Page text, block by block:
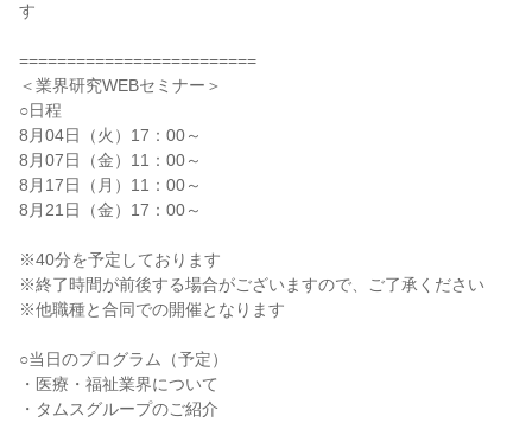
す
=========================
＜業界研究WEBセミナー＞
○日程
8月04日（火）17：00～
8月07日（金）11：00～
8月17日（月）11：00～
8月21日（金）17：00～
※40分を予定しております
※終了時間が前後する場合がございますので、ご了承ください
※他職種と合同での開催となります
○当日のプログラム（予定）
・医療・福祉業界について
・タムスグループのご紹介